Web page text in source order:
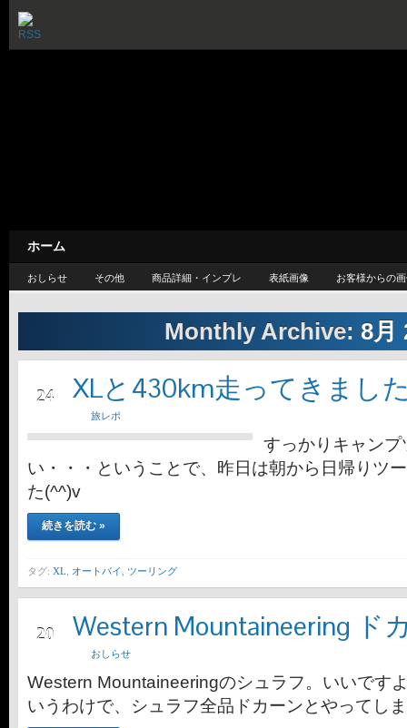
ホーム
おしらせ その他 商品詳細・インプレ 表紙画像 お客様からの
Monthly Archive: 8月
24 XLと430km走ってきまし
旅レポ
すっかりキャン
い・・・ということで、昨日は朝から日帰りツ
た(^^)v
続きを読む »
タグ: XL オートバイ ツーリング
20 Western Mountaineering ド
おしらせ
Western Mountaineeringのシュラフ。いいです
いうわけで、シュラフ全品ドカーンとやってし